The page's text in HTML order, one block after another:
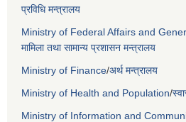
प्रविधि मन्त्रालय
Ministry of Federal Affairs and
मामिला तथा सामान्य प्रशासन मन्त्रालय
Ministry of Finance/अर्थ मन्त्रालय
Ministry of Health and Population/
Ministry of Information and